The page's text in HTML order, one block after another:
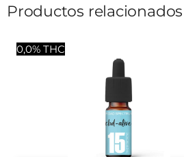
Productos relacionados
0,0% THC